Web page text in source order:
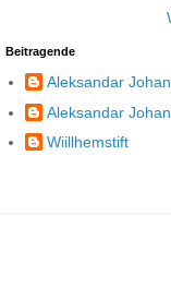
Beitragende
Aleksandar
Aleksandar
Wiillhemstift